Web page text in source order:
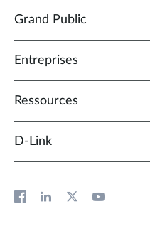
Grand Public
Entreprises
Ressources
D‑Link